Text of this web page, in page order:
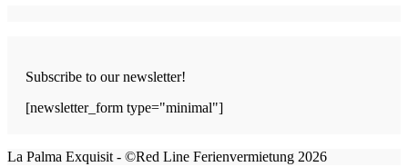
Subscribe to our newsletter!
[newsletter_form type="minimal"]
La Palma Exquisit - ©Red Line Ferienvermietung 2026